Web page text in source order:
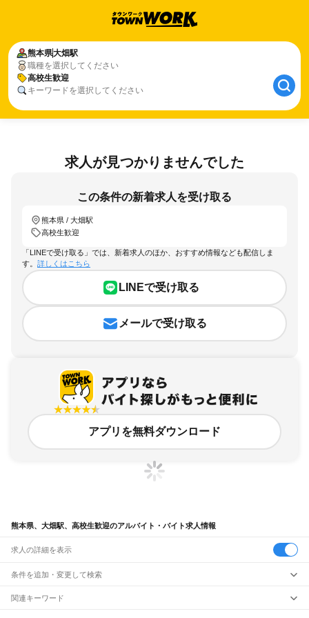
熊本県大畑駅
職種を選択してください
高校生歓迎
キーワードを選択してください
求人が見つかりませんでした
この条件の新着求人を受け取る
熊本県 / 大畑駅
高校生歓迎
「LINEで受け取る」では、新着求人のほか、おすすめ情報なども配信しま
す。 詳しくはこちら
LINEで受け取る
メールで受け取る
アプリを無料ダウンロード
熊本県、大畑駅、高校生歓迎のアルバイト・バイト求人情報
求人の詳細を表示
条件を追加・変更して検索
市区町村を追加・変更
関連キーワード